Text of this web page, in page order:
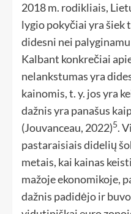
2018 m. rodikliais,
lygio pokyčiai yra šiek
didesni nei
Kalbant konkrečiai
nelankstumas yra
kainomis, t. y. jos yra
dažnis yra panašus
(Jouvanceau, 2022)5.
pastaraisiais didelių
metais, kai kainas
mažoje ekonomikoje,
dažnis padidėjo ir